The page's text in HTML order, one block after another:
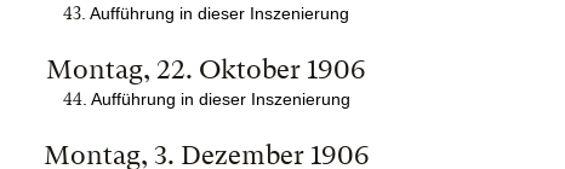
43 Aufführung in dieser Inszenierung
Montag, 22. Oktober 1906
44. Aufführung in dieser Inszenierung
Montag, 3. Dezember 1906